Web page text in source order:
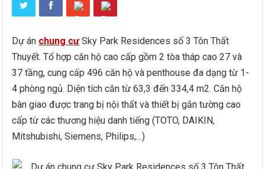
Dự án chung cưSky Park Residences số 3 Tôn Thất
Thuyết. Tổ hợp căn hộ cao cấp gồm 2 tòa tháp cao 27 và
37 tầng, cung cấp 496 căn hộ và penthouse đa dạng từ 1-
4 phòng ngủ. Diện tích căn từ 63,3 đến 334,4 m2. Căn hộ
bàn giao được trang bị nội thất và thiết bị gắn tường cao
cấp từ các thương hiệu danh tiếng (TOTO, DAIKIN,
Mitshubishi, Siemens, Philips,…)